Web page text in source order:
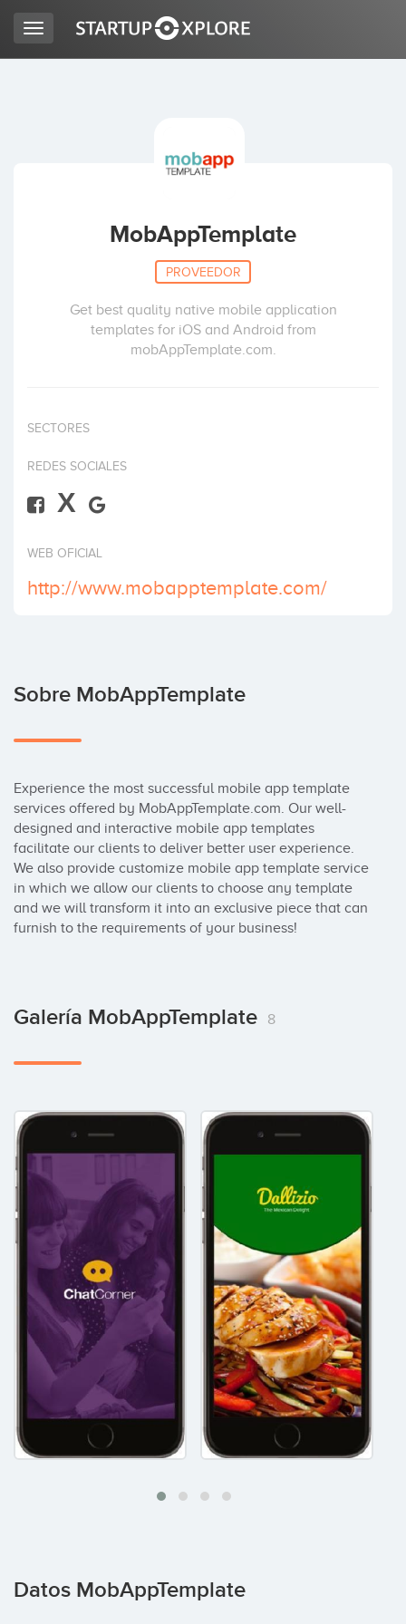
Invertir
Toggle
navigation
MobAppTemplate
PROVEEDOR
Get best quality native mobile application
templates for iOS and Android from
mobAppTemplate.com.
SECTORES
REDES SOCIALES
X
WEB OFICIAL
http://www.mobapptemplate.com/
Sobre MobAppTemplate
Experience the most successful mobile app template
services offered by MobAppTemplate.com. Our well-
designed and interactive mobile app templates
facilitate our clients to deliver better user experience.
We also provide customize mobile app template service
in which we allow our clients to choose any template
and we will transform it into an exclusive piece that can
furnish to the requirements of your business!
Galería MobAppTemplate 8
Datos MobAppTemplate